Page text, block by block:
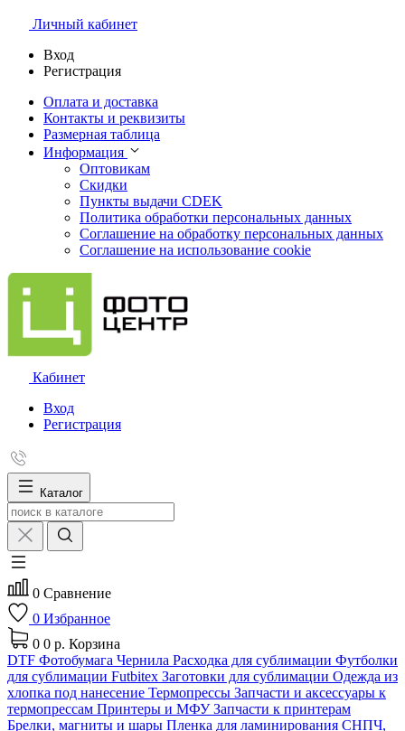
Личный кабинет
Вход
Регистрация
Оплата и доставка
Контакты и реквизиты
Размерная таблица
Информация
Оптовикам
Скидки
Пункты выдачи CDEK
Политика обработки персональных данных
Соглашение на обработку персональных данных
Соглашение на использование cookie
Кабинет
Вход
Регистрация
Каталог
0 Сравнение
0 Избранное
0 0 р. Корзина
DTF Фотобумага Чернила Расходка для сублимации Футболки
для сублимации Futbitex Заготовки для сублимации Одежда из
хлопка под нанесение Термопрессы Запчасти и аксессуары к
термопрессам Принтеры и МФУЗапчасти к принтерам
Брелки, магниты и шары Пленка для ламинирования СНПЧ,